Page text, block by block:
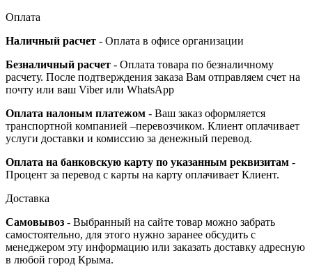
Оплата
Наличный расчет - Оплата в офисе организации
Безналичный расчет - Оплата товара по безналичному
расчету. После подтверждения заказа Вам отправляем счет на
почту или ваш Viber или WhatsApp
Оплата налоным платежом - Ваш заказ оформляется
транспортной компанией –перевозчиком. Клиент оплачивает
услуги доставки и комиссию за денежный перевод.
Оплата на банковскую карту по указанным реквизитам -
Процент за перевод с карты на карту оплачивает Клиент.
Доставка
Самовывоз - Выбранный на сайте товар можно забрать
самостоятельно, для этого нужно заранее обсудить с
менеджером эту информацию или заказать доставку адресную
в любой город Крыма.